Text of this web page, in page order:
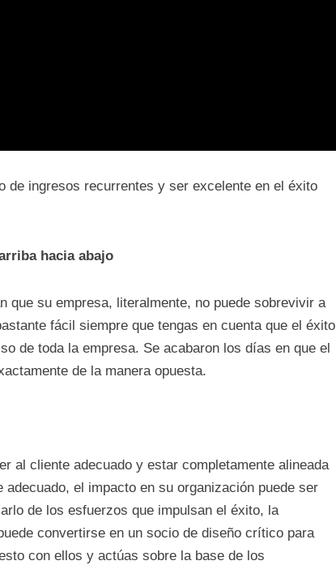
de ingresos recurrentes y ser excelente en el éxito
hacia abajo
que su empresa, literalmente, no puede sobrevivir a
fácil siempre que tengas en cuenta que el éxito
de toda la empresa. Se acabaron los días en que el
de la manera opuesta.
al cliente adecuado y estar completamente alineada
el impacto en su organización puede ser
de los esfuerzos que impulsan el éxito, la
convertirse en un socio de diseño crítico para
con ellos y actúas sobre la base de los